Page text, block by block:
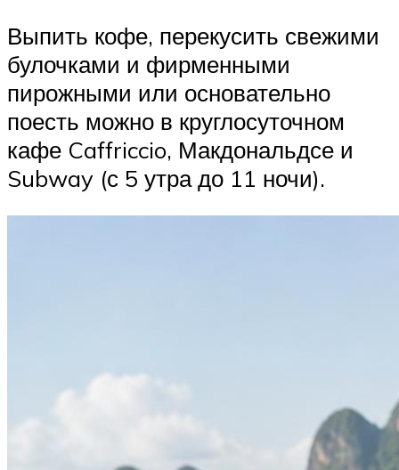
Выпить кофе, перекусить свежими
булочками и фирменными
пирожными или основательно
поесть можно в круглосуточном
кафе Caffriccio, Макдональдсе и
Subway (с 5 утра до 11 ночи).